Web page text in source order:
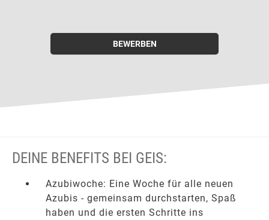
BEWERBEN
DEINE BENEFITS BEI GEIS:
Azubiwoche: Eine Woche für alle neuen
Azubis - gemeinsam durchstarten, Spaß
haben und die ersten Schritte ins